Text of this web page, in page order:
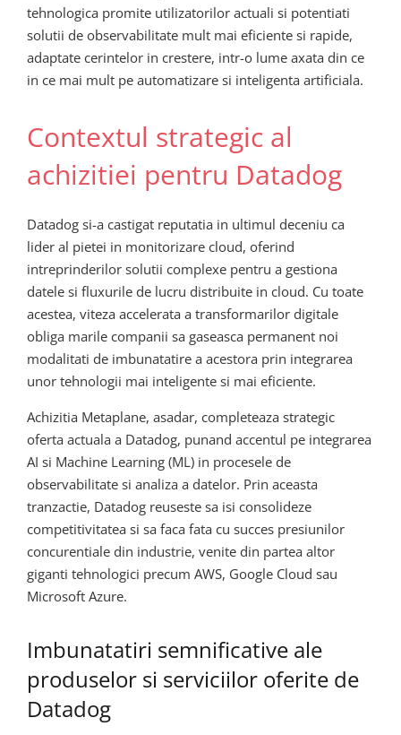
tehnologica promite utilizatorilor actuali si potentiati
solutii de observabilitate mult mai eficiente si rapide,
adaptate cerintelor in crestere, intr-o lume axata din ce
in ce mai mult pe automatizare si inteligenta artificiala.
Contextul strategic al
achizitiei pentru Datadog
Datadog si-a castigat reputatia in ultimul deceniu ca
lider al pietei in monitorizare cloud, oferind
intreprinderilor solutii complexe pentru a gestiona
datele si fluxurile de lucru distribuite in cloud. Cu toate
acestea, viteza accelerata a transformarilor digitale
obliga marile companii sa gaseasca permanent noi
modalitati de imbunatatire a acestora prin integrarea
unor tehnologii mai inteligente si mai eficiente.
Achizitia Metaplane, asadar, completeaza strategic
oferta actuala a Datadog, punand accentul pe integrarea
AI si Machine Learning (ML) in procesele de
observabilitate si analiza a datelor. Prin aceasta
tranzactie, Datadog reuseste sa isi consolideze
competitivitatea si sa faca fata cu succes presiunilor
concurentiale din industrie, venite din partea altor
giganti tehnologici precum AWS, Google Cloud sau
Microsoft Azure.
Imbunatatiri semnificative ale
produselor si serviciilor oferite de
Datadog